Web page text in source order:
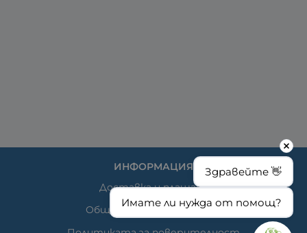
ИНФОРМАЦИЯ
Доставка и плащане
Общи условия за ползване
Здравейте 👋
Имате ли нужда от помощ?